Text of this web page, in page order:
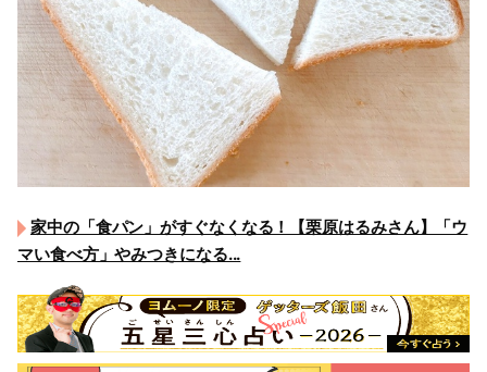
家中の「食パン」がすぐなくなる！【栗原はるみさん】「ウ
マい食べ方」やみつきになる...